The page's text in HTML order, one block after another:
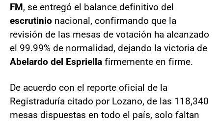
FM, se entregó el balance definitivo del
escrutinio nacional, confirmando que la
revisión de las mesas de votación ha alcanzado
el 99.99% de normalidad, dejando la victoria de
Abelardo del Espriella firmemente en firme.
De acuerdo con el reporte oficial de la
Registraduría citado por Lozano, de las 118,340
mesas dispuestas en todo el país, solo faltan